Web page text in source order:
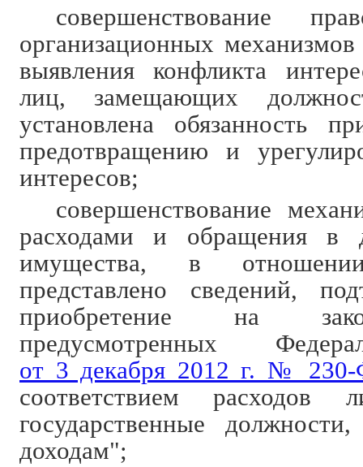
совершенствование
организационных
выявления конфликта
лиц, замещающих
установлена обязанность
предотвращению и
интересов;
совершенствование
расходами и обращения в
имущества, в
представлено сведений,
приобретение на
предусмотренных
от 3 декабря 2012 г. №
соответствием расходов
государственные
доходам";